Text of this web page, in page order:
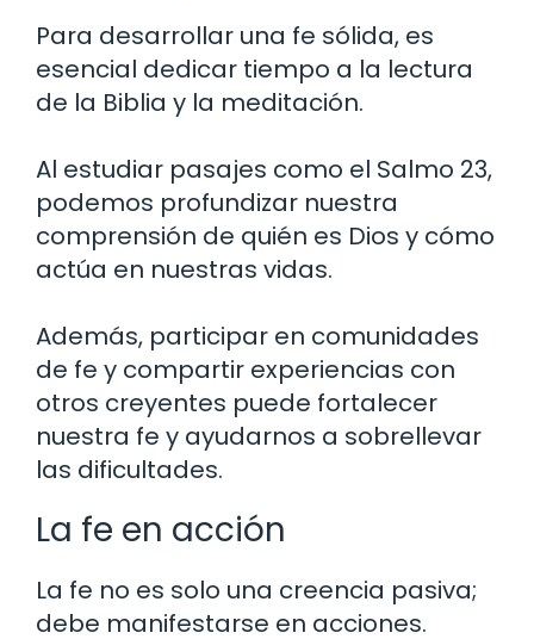
Para desarrollar una fe sólida, es
esencial dedicar tiempo a la lectura
de la Biblia y la meditación.
Al estudiar pasajes como el Salmo 23,
podemos profundizar nuestra
comprensión de quién es Dios y cómo
actúa en nuestras vidas.
Además, participar en comunidades
de fe y compartir experiencias con
otros creyentes puede fortalecer
nuestra fe y ayudarnos a sobrellevar
las dificultades.
La fe en acción
La fe no es solo una creencia pasiva;
debe manifestarse en acciones.